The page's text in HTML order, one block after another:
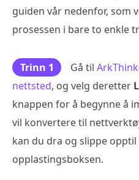
guiden vår nedenfor, som
prosessen i bare to enkle
Trinn 1 Gå til
nettsted, og velg deretter
knappen for å begynne å
vil konvertere til
kan du dra og slippe
opplastingsboksen.